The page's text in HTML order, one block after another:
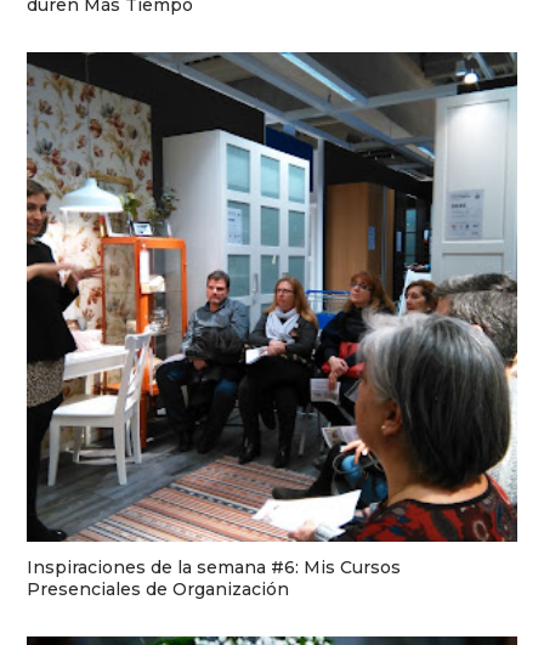
duren Más Tiempo
Inspiraciones de la semana #6: Mis Cursos
Presenciales de Organización